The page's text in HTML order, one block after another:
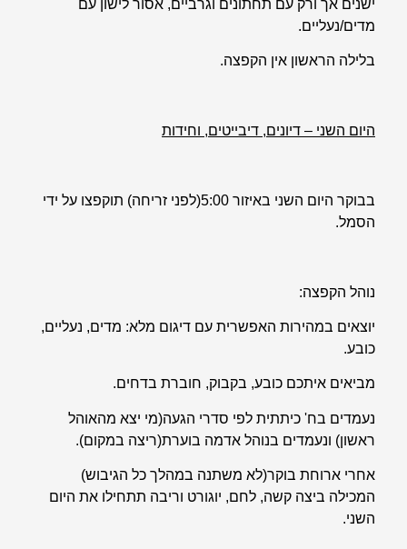
ישנים אך ורק עם תחתונים וגרביים, אסור לישון עם
מדים/נעליים.
בלילה הראשון אין הקפצה.
היום השני – דיונים, דיבייטים, וחידות
בבוקר היום השני באיזור 5:00(לפני זריחה) תוקפצו על ידי
הסמל.
נוהל הקפצה:
יוצאים במהירות האפשרית עם דיגום מלא: מדים, נעליים,
כובע.
מביאים איתכם כובע, בקבוק, חוברת בדחים.
נעמדים בח' כיתתית לפי סדרי הגעה(מי יצא מהאוהל
ראשון) ונעמדים בנוהל אדמה בוערת(ריצה במקום).
אחרי ארוחת בוקר(לא משתנה במהלך כל הגיבוש)
המכילה ביצה קשה, לחם, יוגורט וריבה תתחילו את היום
השני.